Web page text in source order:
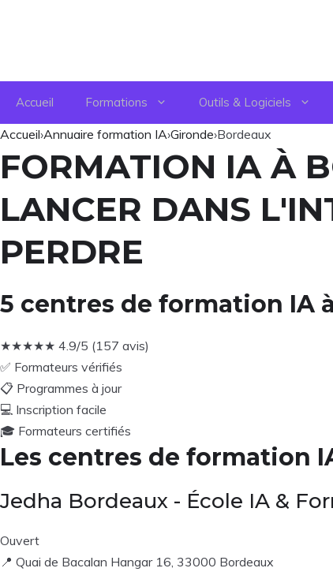
Accueil Formations Outils & Logiciels
Accueil›Annuaire formation IA›Gironde›Bordeaux
FORMATION IA À
LANCER DANS
PERDRE
5 centres de formation IA
★★★★★ 4.9/5 (157 avis)
✅ Formateurs vérifiés
📋 Programmes à jour
💻 Inscription facile
🎓 Formateurs certifiés
Les centres de formation
Jedha Bordeaux - École IA &
Ouvert
📍 Quai de Bacalan Hangar 16, 33000 Bordeaux